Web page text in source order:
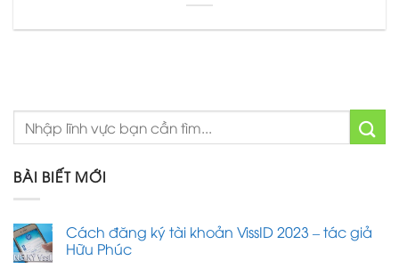
BÀI BIẾT MỚI
Cách đăng ký tài khoản VissID 2023 – tác giả
Hữu Phúc